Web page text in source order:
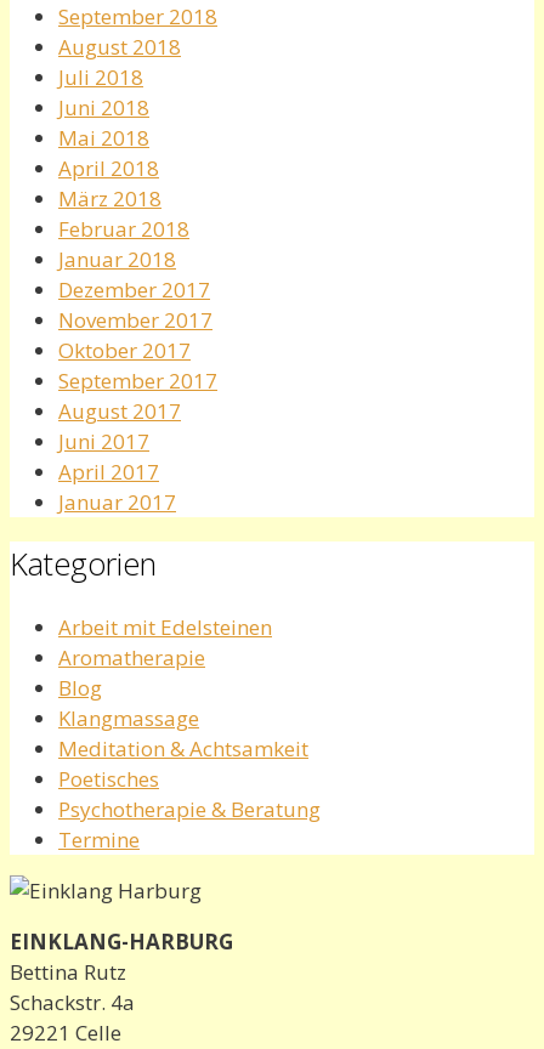
September 2018
August 2018
Juli 2018
Juni 2018
Mai 2018
April 2018
März 2018
Februar 2018
Januar 2018
Dezember 2017
November 2017
Oktober 2017
September 2017
August 2017
Juni 2017
April 2017
Januar 2017
Kategorien
Arbeit mit Edelsteinen
Aromatherapie
Blog
Klangmassage
Meditation & Achtsamkeit
Poetisches
Psychotherapie & Beratung
Termine
EINKLANG-HARBURG
Bettina Rutz
Schackstr. 4a
29221 Celle